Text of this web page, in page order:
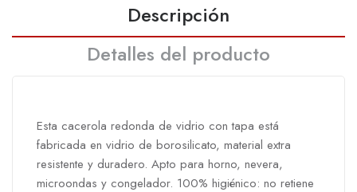
Descripción
Detalles del producto
Esta cacerola redonda de vidrio con tapa está
fabricada en vidrio de borosilicato, material extra
resistente y duradero. Apto para horno, nevera,
microondas y congelador. 100% higiénico: no retiene